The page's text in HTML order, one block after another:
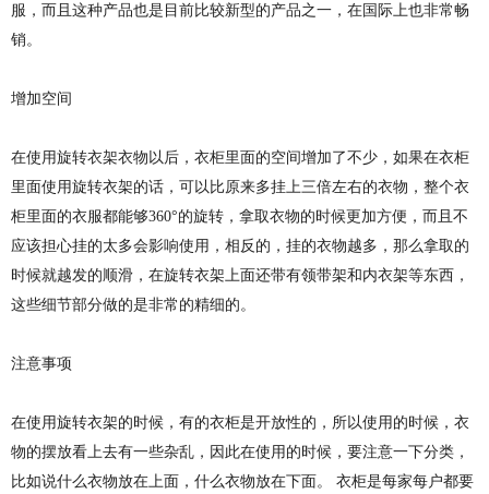
服，而且这种产品也是目前比较新型的产品之一，在国际上也非常畅
销。
增加空间
在使用旋转衣架衣物以后，衣柜里面的空间增加了不少，如果在衣柜
里面使用旋转衣架的话，可以比原来多挂上三倍左右的衣物，整个衣
柜里面的衣服都能够360°的旋转，拿取衣物的时候更加方便，而且不
应该担心挂的太多会影响使用，相反的，挂的衣物越多，那么拿取的
时候就越发的顺滑，在旋转衣架上面还带有领带架和内衣架等东西，
这些细节部分做的是非常的精细的。
注意事项
在使用旋转衣架的时候，有的衣柜是开放性的，所以使用的时候，衣
物的摆放看上去有一些杂乱，因此在使用的时候，要注意一下分类，
比如说什么衣物放在上面，什么衣物放在下面。 衣柜是每家每户都要